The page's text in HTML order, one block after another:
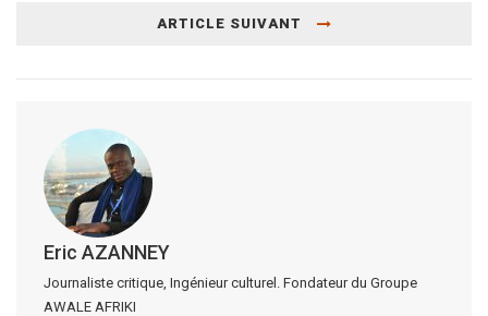
ARTICLE SUIVANT
Eric AZANNEY
Journaliste critique, Ingénieur culturel. Fondateur du Groupe
AWALE AFRIKI